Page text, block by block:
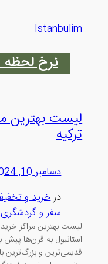
Istanbulim
نرخ لحظه
لیست بهترین
ترکیه
دسامبر 10, 2024
درخرید و
سفر و گردشگری
لیست بهترین مراکز خرید
استانبول به قرن‌ها پیش
قدیمی‌ترین و بزرگ‌ترین